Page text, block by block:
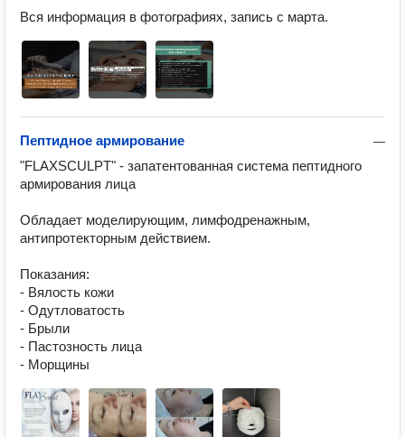
Вся информация в фотографиях, запись с марта.
—
Пептидное армирование
"FLAXSCULPT" - запатентованная система пептидного
армирования лица
Обладает моделирующим, лимфодренажным,
антипротекторным действием.
Показания:
- Вялость кожи
- Одутловатость
- Брыли
- Пастозность лица
- Морщины